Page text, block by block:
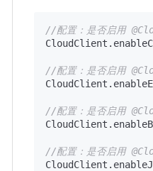
//配置：是否启用
//配置：是否启用
//配置：是否启用
//配置：是否启用